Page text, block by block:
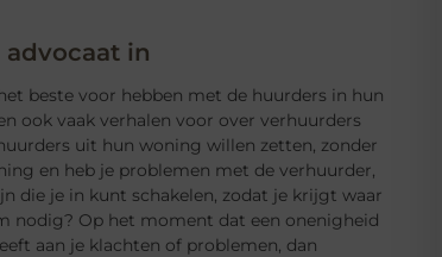
in
beste voor hebben met de huurders in hun
ook vaak verhalen voor over verhuurders
uit hun woning willen zetten, zonder
en heb je problemen met de verhuurder,
die je in kunt schakelen, zodat je krijgt waar
nodig? Op het moment dat een onenigheid
aan je klachten of problemen, dan